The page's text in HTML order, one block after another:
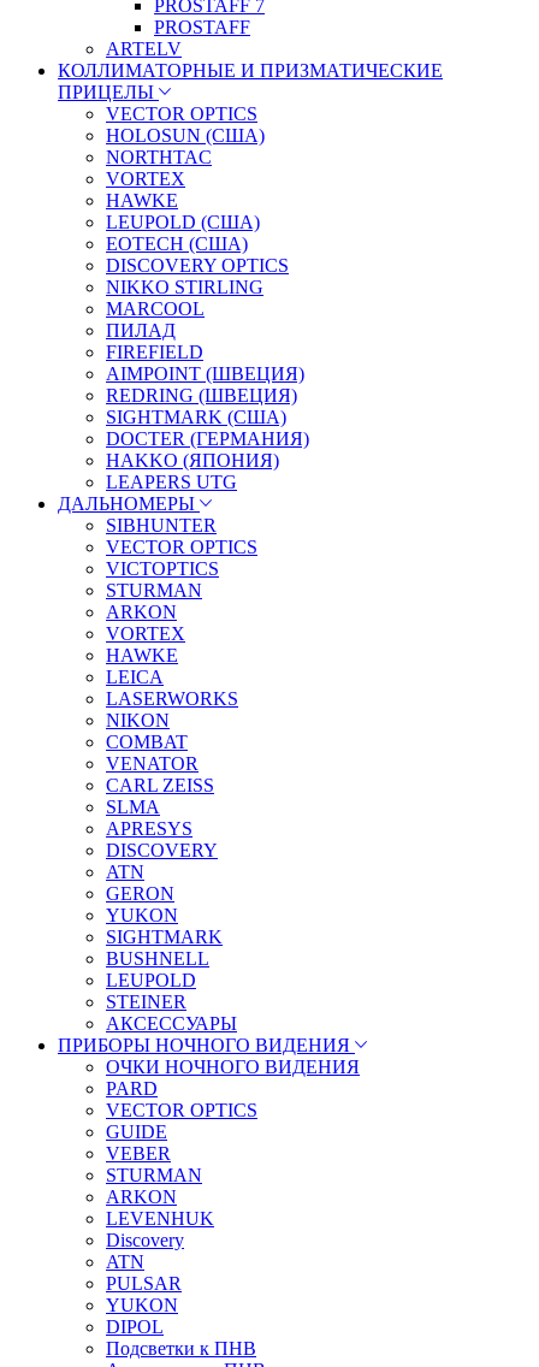
PROSTAFF 7
PROSTAFF
ARTELV
КОЛЛИМАТОРНЫЕ И ПРИЗМАТИЧЕСКИЕ
ПРИЦЕЛЫ
VECTOR OPTICS
HOLOSUN (США)
NORTHTAC
VORTEX
HAWKE
LEUPOLD (США)
EOTECH (США)
DISCOVERY OPTICS
NIKKO STIRLING
MARCOOL
ПИЛАД
FIREFIELD
AIMPOINT (ШВЕЦИЯ)
REDRING (ШВЕЦИЯ)
SIGHTMARK (США)
DOCTER (ГЕРМАНИЯ)
HAKKO (ЯПОНИЯ)
LEAPERS UTG
ДАЛЬНОМЕРЫ
SIBHUNTER
VECTOR OPTICS
VICTOPTICS
STURMAN
ARKON
VORTEX
HAWKE
LEICA
LASERWORKS
NIKON
COMBAT
VENATOR
CARL ZEISS
SLMA
APRESYS
DISCOVERY
ATN
GERON
YUKON
SIGHTMARK
BUSHNELL
LEUPOLD
STEINER
АКСЕССУАРЫ
ПРИБОРЫ НОЧНОГО ВИДЕНИЯ
ОЧКИ НОЧНОГО ВИДЕНИЯ
PARD
VECTOR OPTICS
GUIDE
VEBER
STURMAN
ARKON
LEVENHUK
Discovery
ATN
PULSAR
YUKON
DIPOL
Подсветки к ПНВ